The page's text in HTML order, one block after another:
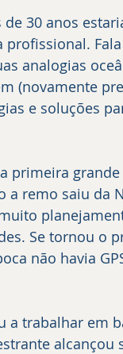
analogias
(novamente
e soluções
a remo saiu da
Se tornou o
não havia
alcançou